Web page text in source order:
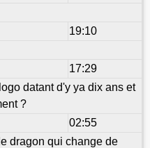
19:10
17:29
datant d'y ya dix ans et
?
02:55
dragon qui change de